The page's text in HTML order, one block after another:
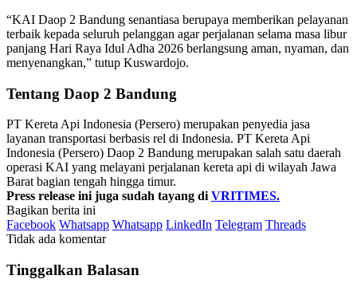
“KAI Daop 2 Bandung senantiasa berupaya memberikan pelayanan
terbaik kepada seluruh pelanggan agar perjalanan selama masa libur
panjang Hari Raya Idul Adha 2026 berlangsung aman, nyaman, dan
menyenangkan,” tutup Kuswardojo.
Tentang Daop 2 Bandung
PT Kereta Api Indonesia (Persero) merupakan penyedia jasa
layanan transportasi berbasis rel di Indonesia. PT Kereta Api
Indonesia (Persero) Daop 2 Bandung merupakan salah satu daerah
operasi KAI yang melayani perjalanan kereta api di wilayah Jawa
Barat bagian tengah hingga timur.
Press release ini juga sudah tayang di VRITIMES.
Bagikan berita ini
Facebook Whatsapp Whatsapp LinkedIn Telegram Threads
Tidak ada komentar
Tinggalkan Balasan